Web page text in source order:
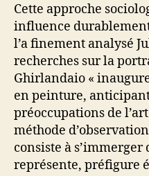
Cette approche
influence
l’a finement analysé
recherches sur la
Ghirlandaio «
en peinture,
préoccupations de
méthode
consiste à
représente, préfigure